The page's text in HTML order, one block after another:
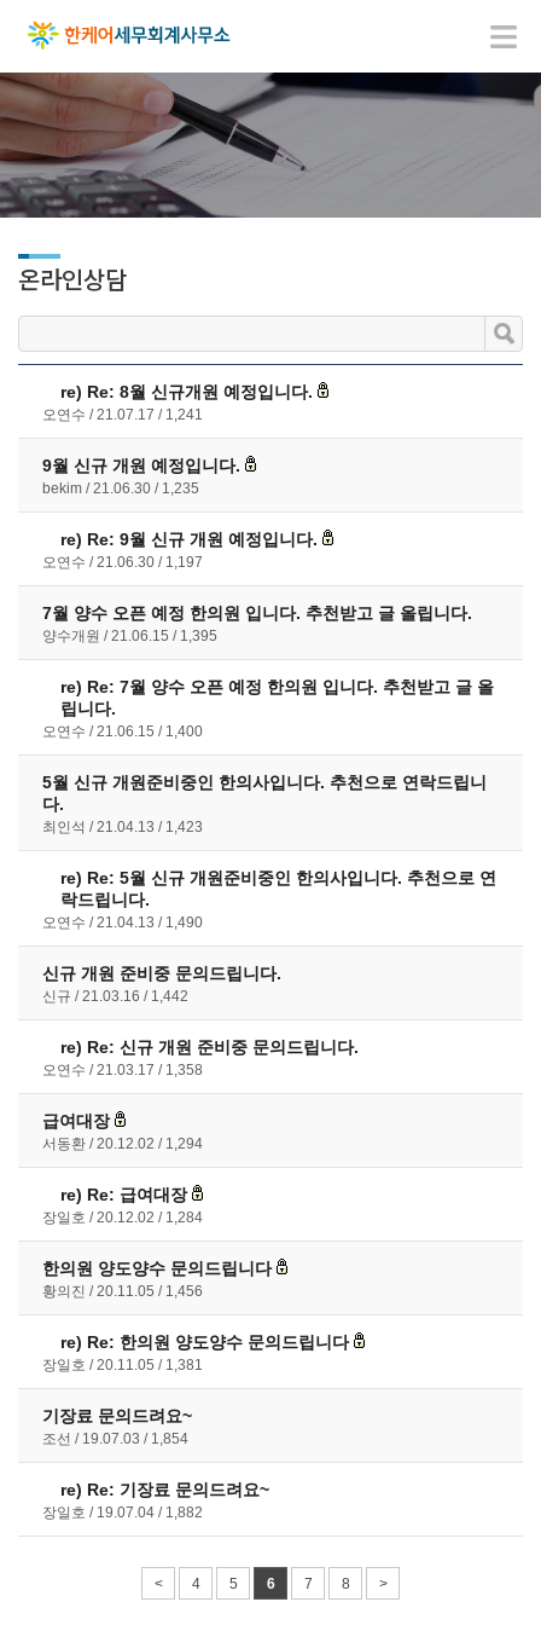
온라인상담
re) Re: 8월 신규개원 예정입니다.
오연수 21.07.17 1,241
9월 신규 개원 예정입니다.
bekim 21.06.30 1,235
re) Re: 9월 신규 개원 예정입니다.
오연수 21.06.30 1,197
7월 양수 오픈 예정 한의원 입니다. 추천받고 글 올립니다.
양수개원 21.06.15 1,395
re) Re: 7월 양수 오픈 예정 한의원 입니다. 추천받고 글 올
립니다.
오연수 21.06.15 1,400
5월 신규 개원준비중인 한의사입니다. 추천으로 연락드립니
다.
최인석 21.04.13 1,423
re) Re: 5월 신규 개원준비중인 한의사입니다. 추천으로 연
락드립니다.
오연수 21.04.13 1,490
신규 개원 준비중 문의드립니다.
신규 21.03.16 1,442
re) Re: 신규 개원 준비중 문의드립니다.
오연수 21.03.17 1,358
급여대장
서동환 20.12.02 1,294
re) Re: 급여대장
장일호 20.12.02 1,284
한의원 양도양수 문의드립니다
황의진 20.11.05 1,456
re) Re: 한의원 양도양수 문의드립니다
장일호 20.11.05 1,381
기장료 문의드려요~
조선 19.07.03 1,854
re) Re: 기장료 문의드려요~
장일호 19.07.04 1,882
< 4 5 6 7 8 >